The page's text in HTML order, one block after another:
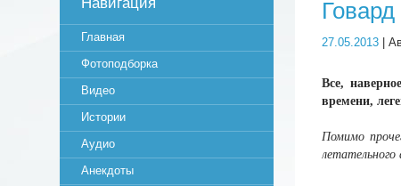
27.05.2013 |
Все,
времени,
Помимо
летательного
Главная
Фотоподборка
Видео
Истории
Аудио
Анекдоты